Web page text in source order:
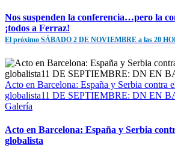
Nos suspenden la conferencia…pero la
¡todos a Ferraz!
El próximo SÁBADO 2 DE NOVIEMBRE a las 20
Acto en Barcelona: España y Serbia contra
globalista11 DE SEPTIEMBRE: DN EN
Galería
Acto en Barcelona: España y Serbia
globalista